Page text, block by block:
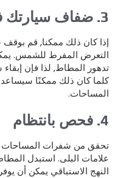
كان ذلك ممكنا, قم بوقف
المفرط للشمس. يمكن
المطاط, لذا فإن إبقاء
كان ذلك ممكنًا سيساعد
من شفرات المساحات
البلى. استبدل المطاط
الاستباقي يمكن أن